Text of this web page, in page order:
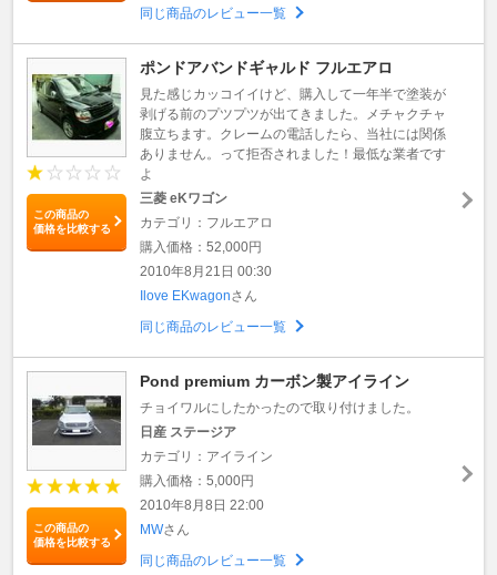
同じ商品のレビュー一覧
この商品の
価格を比較する
ポンドアバンドギャルド フルエアロ
見た感じカッコイイけど、購入して一年半で塗装が
剥げる前のプツプツが出てきました。メチャクチャ
腹立ちます。クレームの電話したら、当社には関係
ありません。って拒否されました！最低な業者です
よ
三菱 eKワゴン
カテゴリ：フルエアロ
購入価格：52,000円
2010年8月21日 00:30
Ilove EKwagonさん
同じ商品のレビュー一覧
この商品の
価格を比較する
Pond premium カーボン製アイライン
チョイワルにしたかったので取り付けました。
日産 ステージア
カテゴリ：アイライン
購入価格：5,000円
2010年8月8日 22:00
MWさん
同じ商品のレビュー一覧